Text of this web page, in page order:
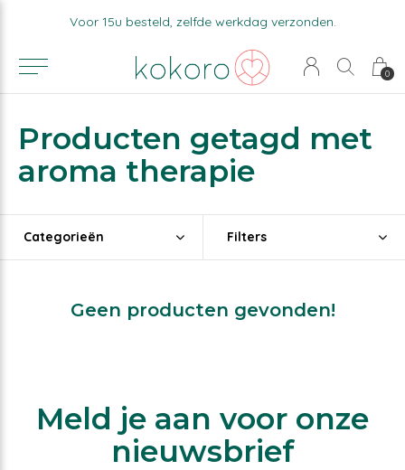
0
Voor 15u besteld, zelfde werkdag verzonden.
Producten getagd met
aroma therapie
Categorieën Filters
Geen producten gevonden!
Meld je aan voor onze
nieuwsbrief